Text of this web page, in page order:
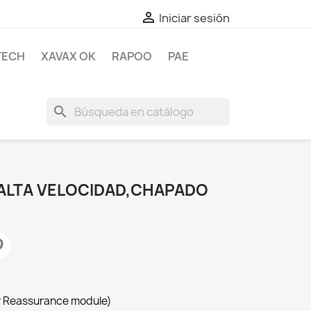
 Iniciar sesión
XAVAX OK RAPOO PAE
search
VELOCIDAD,CHAPADO
module)